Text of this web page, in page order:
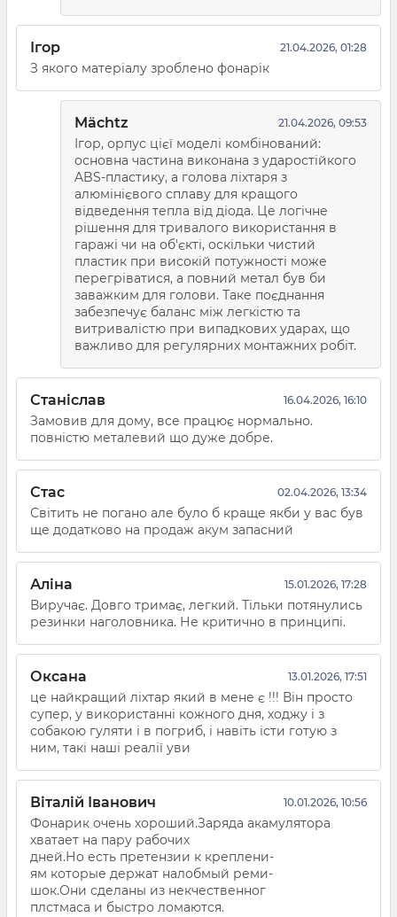
Ігор 21.04.2026, 01:28
З якого матеріалу зроблено фонарік
Mächtz 21.04.2026, 09:53
Ігор, орпус цієї моделі комбінований:
основна частина виконана з ударостійкого
ABS-пластику, а голова ліхтаря з
алюмінієвого сплаву для кращого
відведення тепла від діода. Це логічне
рішення для тривалого використання в
гаражі чи на об'єкті, оскільки чистий
пластик при високій потужності може
перегріватися, а повний метал був би
заважким для голови. Таке поєднання
забезпечує баланс між легкістю та
витривалістю при випадкових ударах, що
важливо для регулярних монтажних робіт.
Станіслав 16.04.2026, 16:10
Замовив для дому, все працює нормально.
повністю металевий що дуже добре.
Стас 02.04.2026, 13:34
Світить не погано але було б краще якби у вас був
ще додатково на продаж акум запасний
Аліна 15.01.2026, 17:28
Виручає. Довго тримає, легкий. Тільки потянулись
резинки наголовника. Не критично в принципі.
Оксана 13.01.2026, 17:51
це найкращий ліхтар який в мене є !!! Він просто
супер, у використанні кожного дня, ходжу і з
собакою гуляти і в погриб, і навіть істи готую з
ним, такі наші реалії уви
Віталій Іванович 10.01.2026, 10:56
Фонарик очень хороший.Заряда акамулятора
хватает на пару рабочих
дней.Но есть претензии к креплени-
ям которые держат налобмый реми-
шок.Они сделаны из некчественног
плстмаса и быстро ломаются.